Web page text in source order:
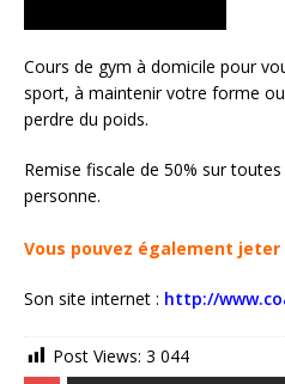
Cours de gym à domicile pour
sport, à maintenir votre forme
perdre du poids.
Remise fiscale de 50% sur
personne.
Vous pouvez également
Son site internet : http://
Post Views: 3 044